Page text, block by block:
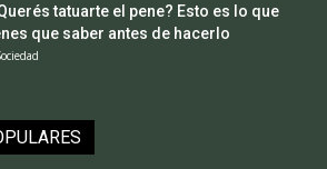
tatuarte el pene? Esto es lo que
que saber antes de hacerlo